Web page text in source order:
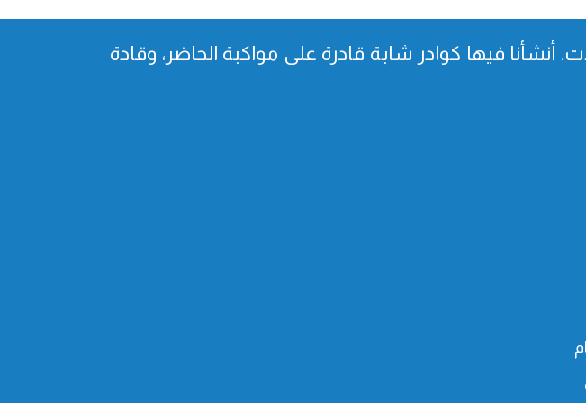
فیھا كوادر شابة قادرة على مواكبة الحاضر، وقادة